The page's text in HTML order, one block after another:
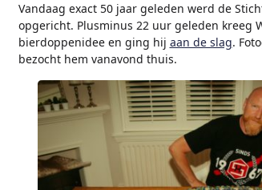
Vandaag exact 50 jaar geleden werd de
opgericht. Plusminus 22 uur geleden kreeg
bierdoppenidee en ging hij aan de slag.
bezocht hem vanavond thuis.